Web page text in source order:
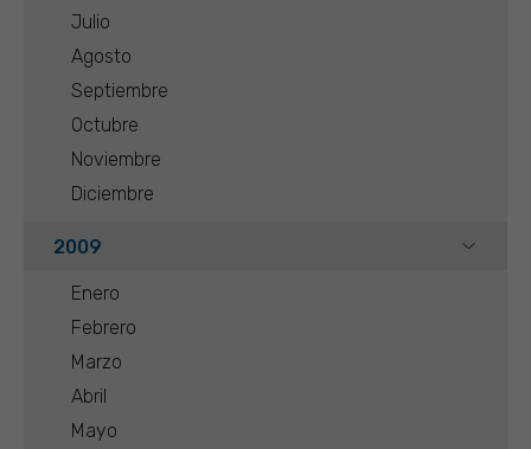
Julio
Agosto
Septiembre
Octubre
Noviembre
Diciembre
2009
Enero
Febrero
Marzo
Abril
Mayo